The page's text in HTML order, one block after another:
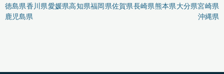
徳島県香川県愛媛県高知県福岡県佐賀県長崎県熊本県大分県宮崎県
鹿児島県
沖縄県